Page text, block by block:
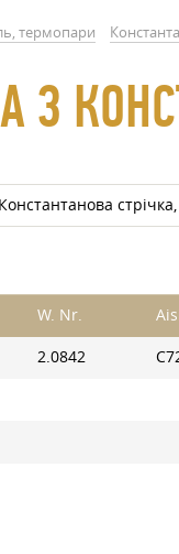
термопари
З
Константанова
W. Nr.
2.0842